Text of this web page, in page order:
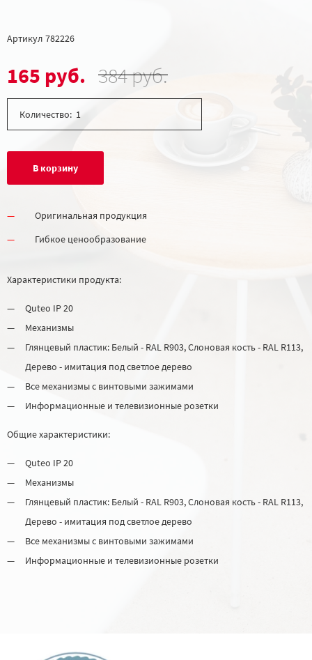
Артикул 782226
165 руб. 384 руб.
Количество:
В корзину
Оригинальная продукция
Гибкое ценообразование
Характеристики продукта:
Quteo IP 20
Механизмы
Глянцевый пластик: Белый - RAL R903, Слоновая кость - RAL R113,
Дерево - имитация под светлое дерево
Все механизмы с винтовыми зажимами
Информационные и телевизионные розетки
Общие характеристики:
Quteo IP 20
Механизмы
Глянцевый пластик: Белый - RAL R903, Слоновая кость - RAL R113,
Дерево - имитация под светлое дерево
Все механизмы с винтовыми зажимами
Информационные и телевизионные розетки